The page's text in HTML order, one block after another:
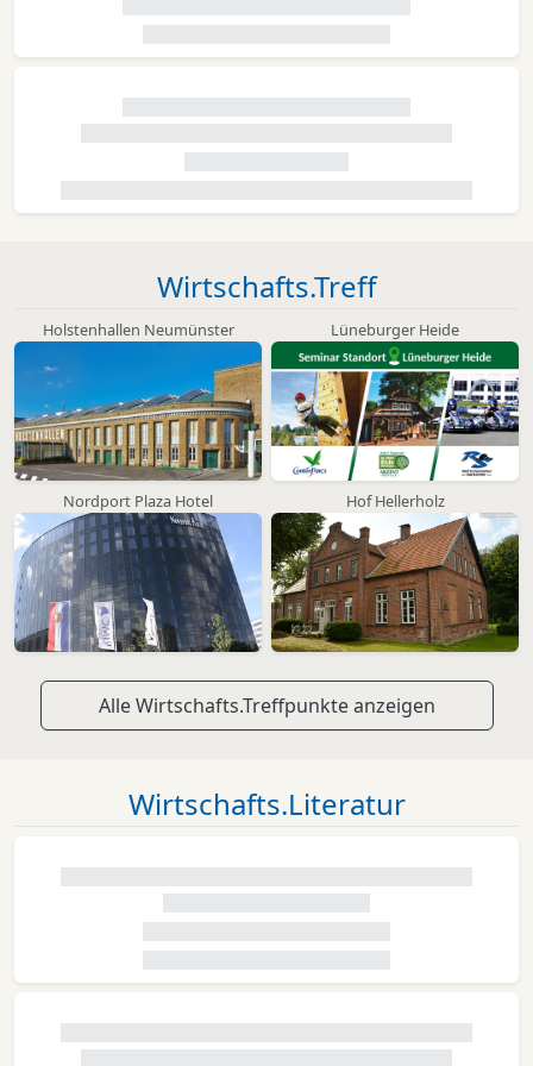
Wirtschafts.Treff
Holstenhallen Neumünster Lüneburger Heide
Nordport Plaza Hotel Hof Hellerholz
Alle Wirtschafts.Treffpunkte anzeigen
Wirtschafts.Literatur